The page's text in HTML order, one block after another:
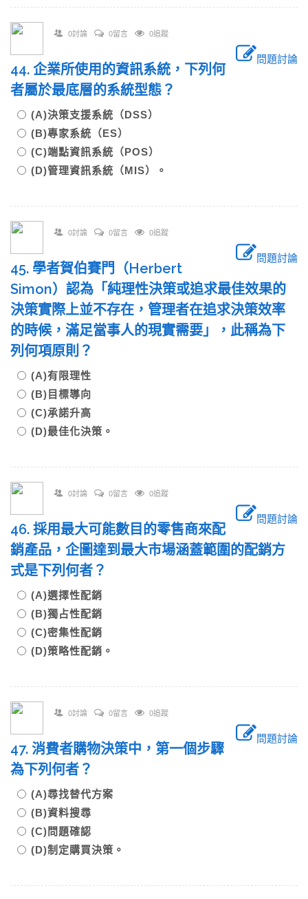
0討論 0留言 0追蹤
問題討論
44. 企業所使用的資訊系統，下列何
者屬於最底層的系統型態？
(A)決策支援系統（DSS）
(B)專家系統（ES）
(C)端點資訊系統（POS）
(D)管理資訊系統（MIS）。
0討論 0留言 0追蹤
問題討論
45. 學者賀伯賽門（Herbert
Simon）認為「純理性決策或追求最佳效果的
決策實際上並不存在，管理者在追求決策效率
的時候，滿足當事人的現實需要」，此稱為下
列何項原則？
(A)有限理性
(B)目標導向
(C)承諾升高
(D)最佳化決策。
0討論 0留言 0追蹤
問題討論
46. 採用最大可能數目的零售商來配
銷產品，企圖達到最大市場涵蓋範圍的配銷方
式是下列何者？
(A)選擇性配銷
(B)獨占性配銷
(C)密集性配銷
(D)策略性配銷。
0討論 0留言 0追蹤
問題討論
47. 消費者購物決策中，第一個步驟
為下列何者？
(A)尋找替代方案
(B)資料搜尋
(C)問題確認
(D)制定購買決策。